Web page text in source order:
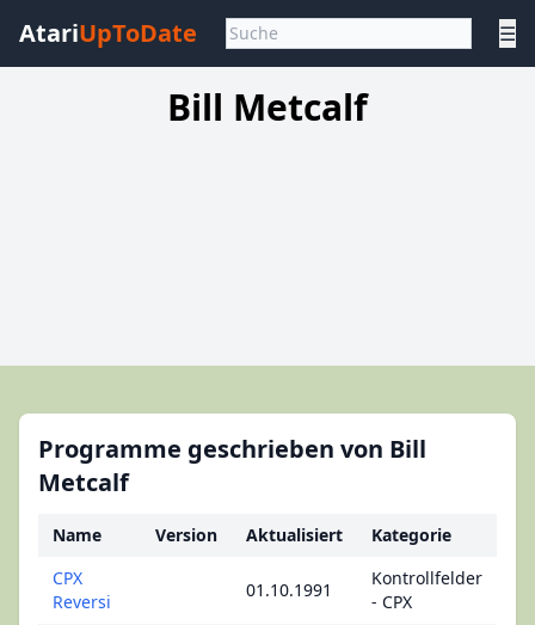
AtariUpToDate ☰
Bill Metcalf
Programme geschrieben von Bill
Metcalf
Name Version Aktualisiert
Kategorie
CPX
Reversi
01.10.1991
Kontrollfelder
- CPX